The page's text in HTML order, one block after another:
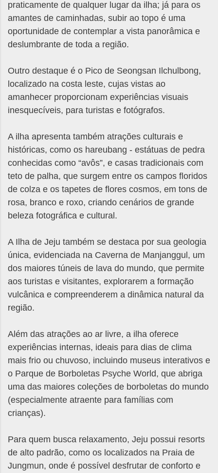
praticamente de qualquer lugar da ilha; já para os
amantes de caminhadas, subir ao topo é uma
oportunidade de contemplar a vista panorâmica e
deslumbrante de toda a região.
Outro destaque é o Pico de Seongsan Ilchulbong,
localizado na costa leste, cujas vistas ao
amanhecer proporcionam experiências visuais
inesquecíveis, para turistas e fotógrafos.
A ilha apresenta também atrações culturais e
históricas, como os hareubang - estátuas de pedra
conhecidas como “avôs”, e casas tradicionais com
teto de palha, que surgem entre os campos floridos
de colza e os tapetes de flores cosmos, em tons de
rosa, branco e roxo, criando cenários de grande
beleza fotográfica e cultural.
A Ilha de Jeju também se destaca por sua geologia
única, evidenciada na Caverna de Manjanggul, um
dos maiores túneis de lava do mundo, que permite
aos turistas e visitantes, explorarem a formação
vulcânica e compreenderem a dinâmica natural da
região.
Além das atrações ao ar livre, a ilha oferece
experiências internas, ideais para dias de clima
mais frio ou chuvoso, incluindo museus interativos e
o Parque de Borboletas Psyche World, que abriga
uma das maiores coleções de borboletas do mundo
(especialmente atraente para famílias com
crianças).
Para quem busca relaxamento, Jeju possui resorts
de alto padrão, como os localizados na Praia de
Jungmun, onde é possível desfrutar de conforto e